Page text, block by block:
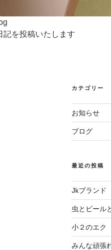
記を投稿いたします
カテゴリー
お知らせ
ブログ
最近の投稿
Jkブランド
虫とビール
小２のエク
みんな頑張